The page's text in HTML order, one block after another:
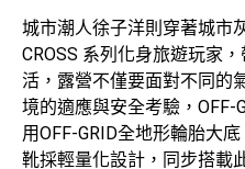
城市潮人徐子洋則穿著城市
CROSS 系列化身旅遊玩家
活，露營不僅要面對不同的
境的適應與安全考驗，OFF-
用OFF-GRID全地形輪胎大
靴採輕量化設計，同步搭載